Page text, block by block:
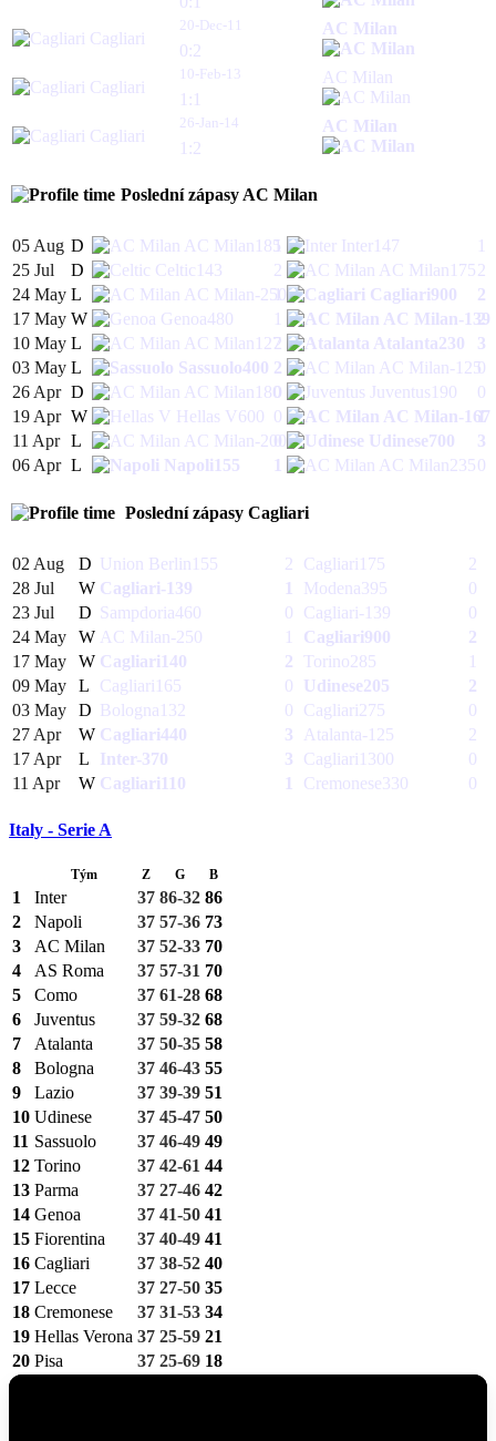
Cagliari
20-Dec-11
0:2
AC Milan
Cagliari
10-Feb-13
1:1
AC Milan
Cagliari
26-Jan-14
1:2
AC Milan
Poslední zápasy AC Milan
05 Aug D AC Milan 185
1 Inter 147
1
25 Jul
D Celtic 143 2 AC Milan 1752
24 May L AC Milan-250
1 Cagliari900
2
17 May W Genoa480 1 AC Milan-139
2
10 May L AC Milan 127
2 Atalanta230
3
03 May L Sassuolo400 2 AC Milan-1250
26 Apr D AC Milan 180
0 Juventus 190
0
19 Apr W Hellas V600 0 AC Milan-167
1
11 Apr L AC Milan-200
0 Udinese700
3
06 Apr L Napoli 155 1 AC Milan2350
Poslední zápasy Cagliari
02 Aug D Union Berlin 155 2 Cagliari 175
2
28 Jul
W Cagliari-139 1 Modena 395
0
23 Jul
D Sampdoria460 0 Cagliari-139
0
24 May
W AC Milan-250 1 Cagliari900
2
17 May
W Cagliari 140 2 Torino285
1
09 May
L Cagliari 165 0 Udinese205
2
03 May
D Bologna 132 0 Cagliari275
0
27 Apr
W Cagliari440 3 Atalanta-125
2
17 Apr
L Inter-370 3 Cagliari 1300
0
11 Apr
W Cagliari 110 1 Cremonese 330 0
Italy - Serie A
Tým Z G B
1 Inter 37 86-32 86
2
Napoli 37 57-36 73
3
AC Milan 37 52-33 70
4
AS Roma 37 57-31 70
5
Como 37 61-28 68
6
Juventus 37 59-32 68
7
Atalanta 37 50-35 58
8
Bologna 37 46-43 55
9
Lazio 37 39-39 51
10 Udinese 37 45-47 50
11 Sassuolo 37 46-49 49
12 Torino 37 42-61 44
13 Parma 37 27-46 42
14 Genoa 37 41-50 41
15 Fiorentina 37 40-49 41
16 Cagliari 37 38-52 40
17 Lecce 37 27-50 35
18 Cremonese 37 31-53 34
19 Hellas Verona 37 25-59 21
20 Pisa 37 25-69 18